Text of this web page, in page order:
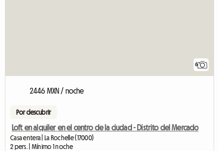
6
2446 MXN / noche
Por descubrir
Loft en alquiler en el centro de la ciudad - Distrito del Mercado
Casa entera | La Rochelle (17000)
2 pers. | Mínimo 1 noche